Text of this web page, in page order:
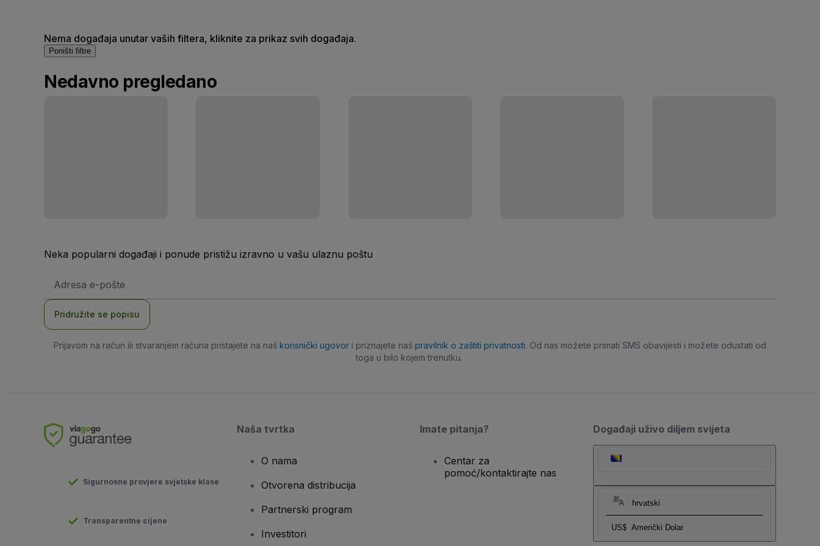
Nema događaja unutar vaših filtera, kliknite za prikaz svih događaja.
Poništi filtre
Nedavno pregledano
Neka popularni događaji i ponude pristižu izravno u vašu ulaznu poštu
mail
Pridružite se popisu
Prijavom na račun ili stvaranjem računa pristajete na naš korisnički ugovor i priznajete naš pravilnik o zaštiti privatnosti. Od nas možete primati SMS obavijesti i možete odustati od
toga u bilo kojem trenutku.
Događaji uživo diljem svijeta
hrvatski
US$ Američki Dolar
Sigurnosne provjere svjetske klase
Transparentne cijene
Naša tvrtka
O nama
Otvorena distribucija
Partnerski program
Investitori
Imate pitanja?
Centar za
pomoć/kontaktirajte nas